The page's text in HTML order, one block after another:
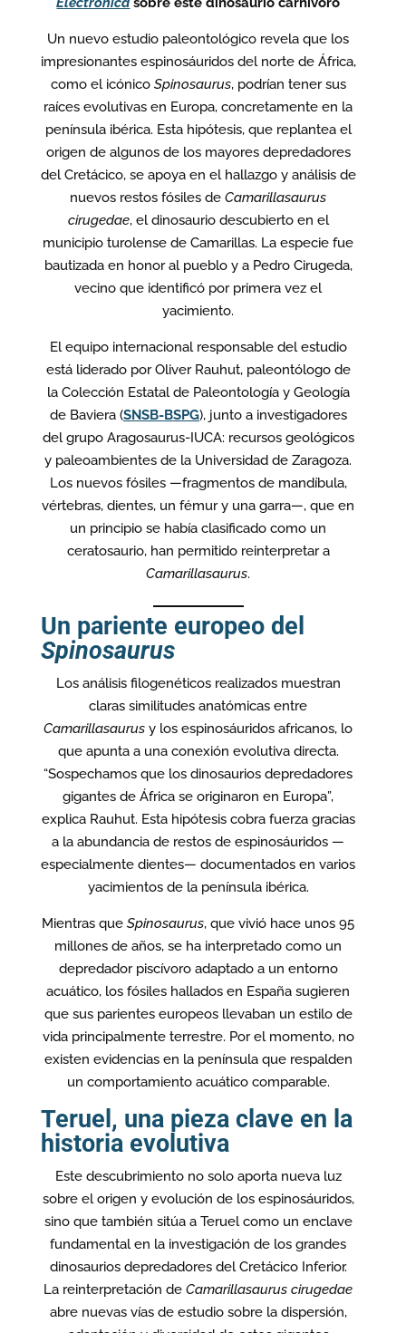
Un nuevo estudio paleontológico revela que los
impresionantes espinosáuridos del norte de África,
como el icónico Spinosaurus, podrían tener sus
raíces evolutivas en Europa, concretamente en la
península ibérica. Esta hipótesis, que replantea el
origen de algunos de los mayores depredadores
del Cretácico, se apoya en el hallazgo y análisis de
nuevos restos fósiles deCamarillasaurus
cirugedae, el dinosaurio descubierto en el
municipio turolense de Camarillas. La especie fue
bautizada en honor al pueblo y a Pedro Cirugeda,
vecino que identificó por primera vez el
yacimiento.
El equipo internacional responsable del estudio
está liderado por Oliver Rauhut, paleontólogo de
la Colección Estatal de Paleontología y Geología
de Baviera (SNSB-BSPG), junto a investigadores
del grupo Aragosaurus-IUCA: recursos geológicos
y paleoambientes de la Universidad de Zaragoza.
Los nuevos fósiles —fragmentos de mandíbula,
vértebras, dientes, un fémur y una garra—, que en
un principio se había clasificado como un
ceratosaurio, han permitido reinterpretar a
Camarillasaurus.
Un pariente europeo del
Spinosaurus
Los análisis filogenéticos realizados muestran
claras similitudes anatómicas entre
Camarillasaurus y los espinosáuridos africanos, lo
que apunta a una conexión evolutiva directa.
“Sospechamos que los dinosaurios depredadores
gigantes de África se originaron en Europa”,
explica Rauhut. Esta hipótesis cobra fuerza gracias
a la abundancia de restos de espinosáuridos —
especialmente dientes— documentados en varios
yacimientos de la península ibérica.
Mientras queSpinosaurus, que vivió hace unos 95
millones de años, se ha interpretado como un
depredador piscívoro adaptado a un entorno
acuático, los fósiles hallados en España sugieren
que sus parientes europeos llevaban un estilo de
vida principalmente terrestre. Por el momento, no
existen evidencias en la península que respalden
un comportamiento acuático comparable.
Teruel, una pieza clave en la
historia evolutiva
Este descubrimiento no solo aporta nueva luz
sobre el origen y evolución de los espinosáuridos,
sino que también sitúa a Teruel como un enclave
fundamental en la investigación de los grandes
dinosaurios depredadores del Cretácico Inferior.
La reinterpretación deCamarillasaurus cirugedae
abre nuevas vías de estudio sobre la dispersión,